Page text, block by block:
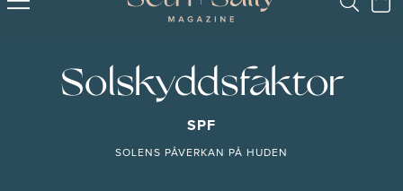
Solskyddsfaktor
SPF
SOLENS PÅVERKAN PÅ HUDEN